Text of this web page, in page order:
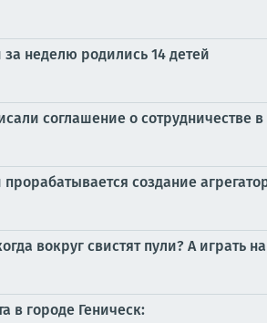
неделю родились 14 детей
соглашение о
создание
вокруг свистят пули? А играть
в городе Геническ: